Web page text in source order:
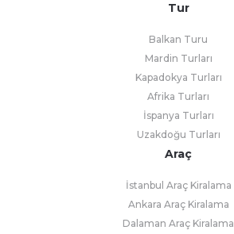
Tur
Balkan Turu
Mardin Turları
Kapadokya Turları
Afrika Turları
İspanya Turları
Uzakdoğu Turları
Araç
İstanbul Araç Kiralama
Ankara Araç Kiralama
Dalaman Araç Kiralama